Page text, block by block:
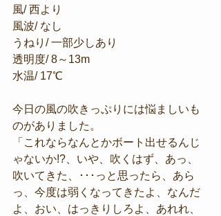
風/ 西より
風波/ なし
うねり/ 一部少しあり
透明度/ 8～13m
水温/ 17℃
今日の風の吹きっぷりには悩ましいも
のがありました。
「これならなんとかボート出せるんじ
ゃないか!?、いや、吹くはず、あっ、
吹いてきた、･･･っと思ったら、あら
っ、今度は弱くなってきたよ、なんだ
よ、おい、はっきりしろよ、あれれ、